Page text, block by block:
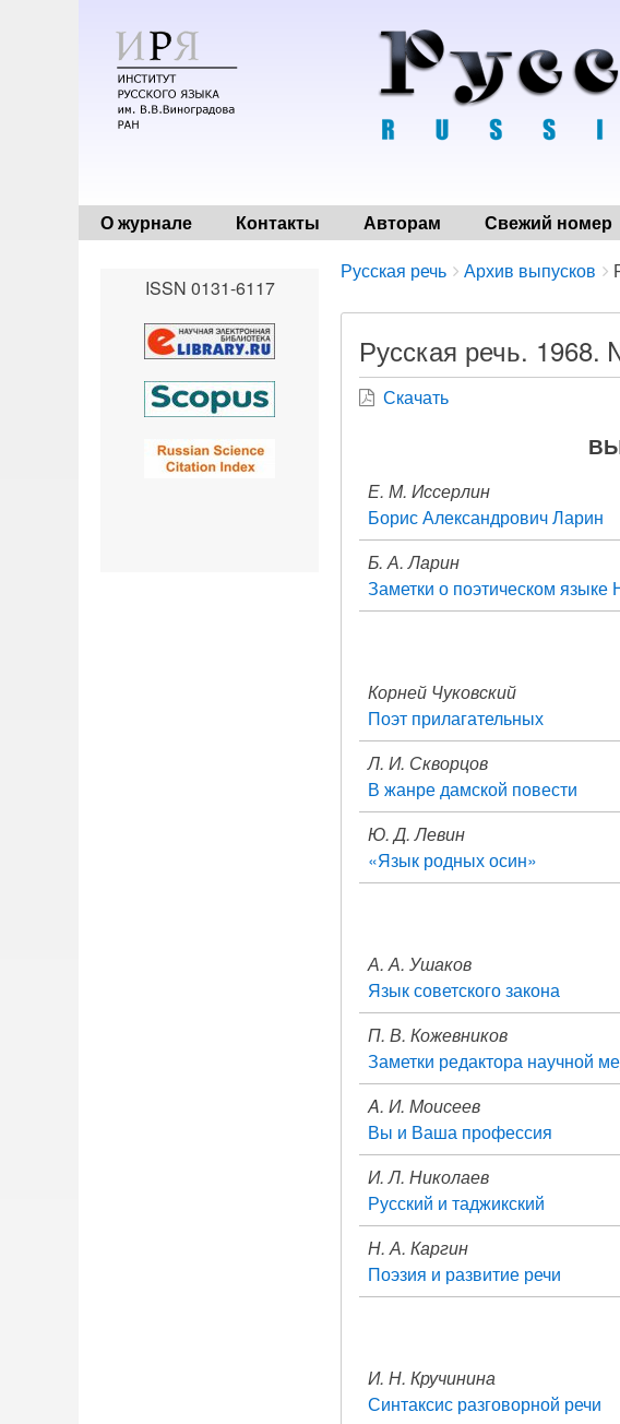
О журнале Контакты Авторам Свежий номер
Breadcrumbs
You
here:
Русская речь Архив выпусков
Русская речь. 1968.
Скачать
Е. М. Иссерлин
Борис Александрович Ларин
Б. А. Ларин
Заметки о поэтическом языке
Корней Чуковский
Поэт прилагательных
Л. И. Скворцов
В жанре дамской повести
Ю. Д. Левин
«Язык родных осин»
А. А. Ушаков
Язык советского закона
П. В. Кожевников
Заметки редактора научной
A. И. Моисеев
Вы и Ваша профессия
И. Л. Николаев
Русский и таджикский
Н. А. Каргин
Поэзия и развитие речи
И. Н. Кручинина
Синтаксис разговорной речи
ISSN 0131-6117